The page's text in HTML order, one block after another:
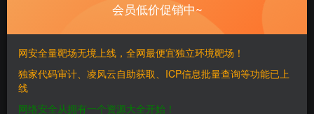
Open remote mouse from the system tray
Go to Settings
Click "Change..." in the "Image Transfer Folder" area
Save As prompt will appear
Enter "C:\Windows\System32\cmd.exe"
会员低价促销中~
网安全量靶场无境上线，全网最便宜独立环境靶场！
独家代码审计、凌风云自助获取、ICP信息批量查询等功能已上
线
网络安全从拥有一个资源大全开始！